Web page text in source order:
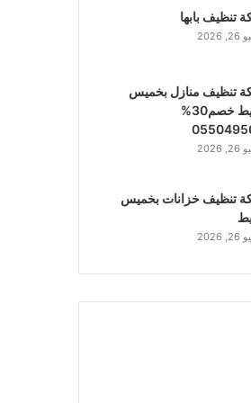
تنظيف بابها
تنظيف منازل بخميس
مشيط خصم30%
تنظيف خزانات بخميس